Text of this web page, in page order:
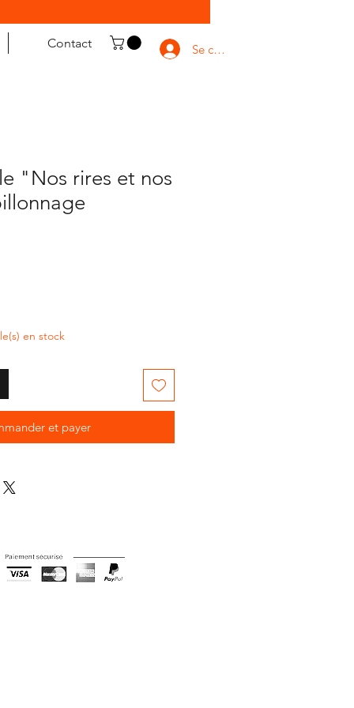
Contact Se connecter
"Nos rires et nos
en stock
et payer